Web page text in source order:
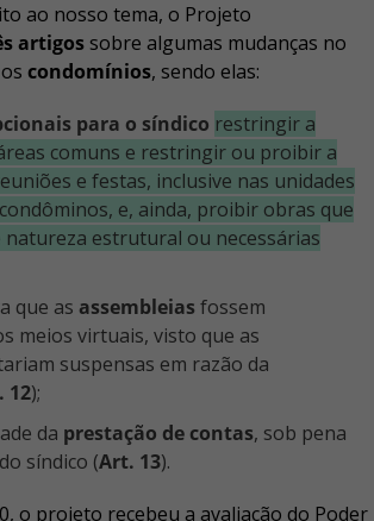
ao nosso tema, o Projeto
artigos sobre algumas mudanças no
condomínios, sendo elas:
para o síndico restringir a
comuns e restringir ou proibir a
e festas, inclusive nas unidades
e, ainda, proibir obras que
natureza estrutural ou necessárias
que as assembleias fossem
meios virtuais, visto que as
suspensas em razão da
12);
da prestação de contas, sob pena
síndico (Art. 13).
o projeto recebeu a avaliação do Poder